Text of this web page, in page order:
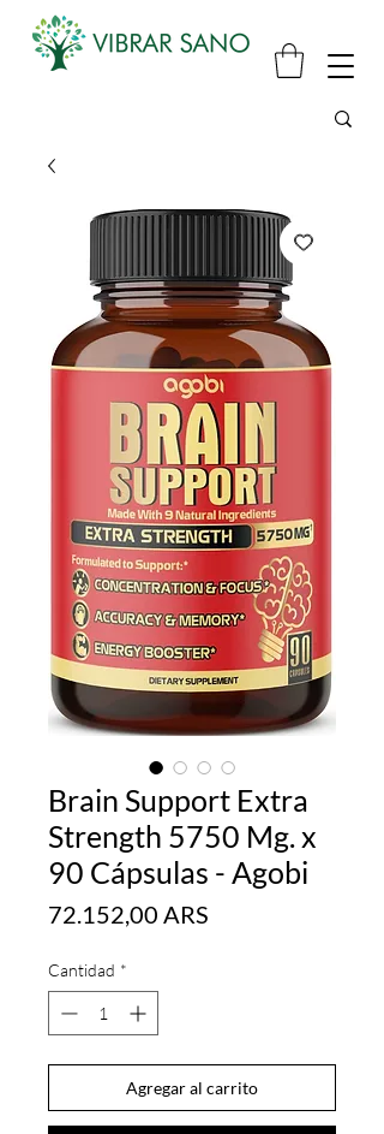
Brain Support Extra
Strength 5750 Mg. x
90 Cápsulas - Agobi
72.152,00 ARS
Cantidad *
Agregar al carrito